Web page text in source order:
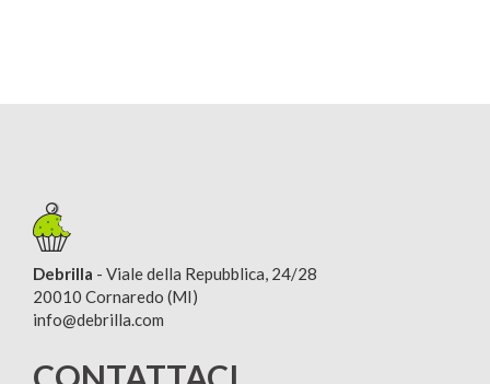
Debrilla - Viale della Repubblica, 24/28
20010 Cornaredo (MI)
info@debrilla.com